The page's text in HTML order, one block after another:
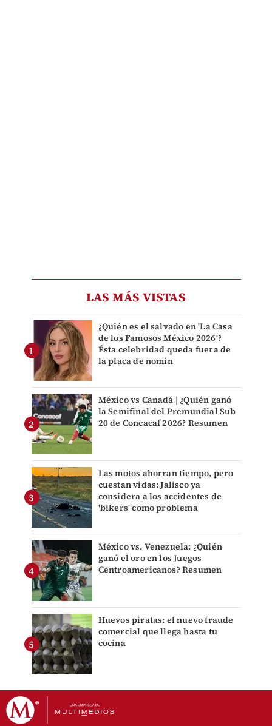
LAS MÁS VISTAS
¿Quién es el salvado en 'La Casa
de los Famosos México 2026'?
Ésta celebridad queda fuera de
la placa de nomin
México vs Canadá | ¿Quién ganó
la Semifinal del Premundial Sub
20 de Concacaf 2026? Resumen
Las motos ahorran tiempo, pero
cuestan vidas: Jalisco ya
considera a los accidentes de
'bikers' como problema
México vs. Venezuela: ¿Quién
ganó el oro en los Juegos
Centroamericanos? Resumen
Huevos piratas: el nuevo fraude
comercial que llega hasta tu
cocina